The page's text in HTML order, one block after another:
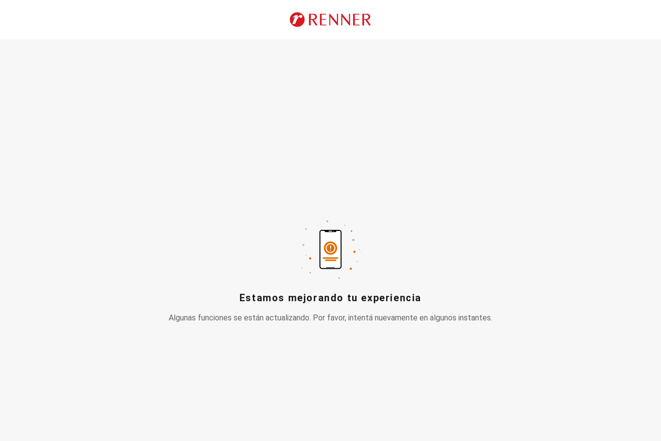
Estamos mejorando tu experiencia
Algunas funciones se están actualizando. Por favor, intentá nuevamente en algunos instantes.